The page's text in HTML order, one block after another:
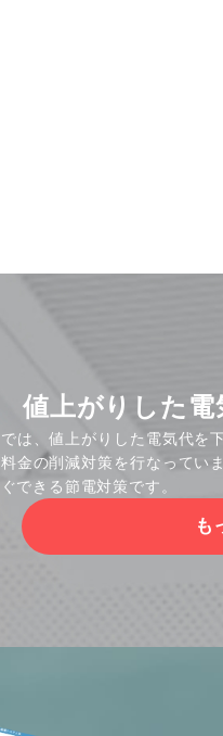
値上がりした
は、値上がりした電気代を
金の削減対策を行なってい
できる節電対策です。
も